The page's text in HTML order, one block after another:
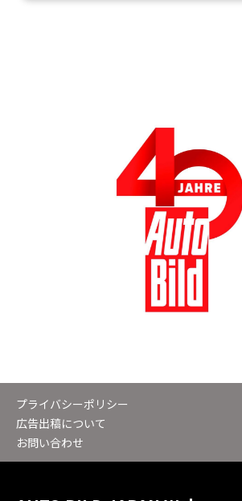
プライバシーポリシー
広告出稿について
お問い合わせ